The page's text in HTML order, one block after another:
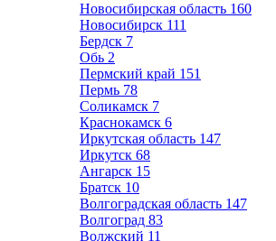
Новосибирская область 160
Новосибирск 111
Бердск 7
Обь 2
Пермский край 151
Пермь 78
Соликамск 7
Краснокамск 6
Иркутская область 147
Иркутск 68
Ангарск 15
Братск 10
Волгоградская область 147
Волгоград 83
Волжский 11